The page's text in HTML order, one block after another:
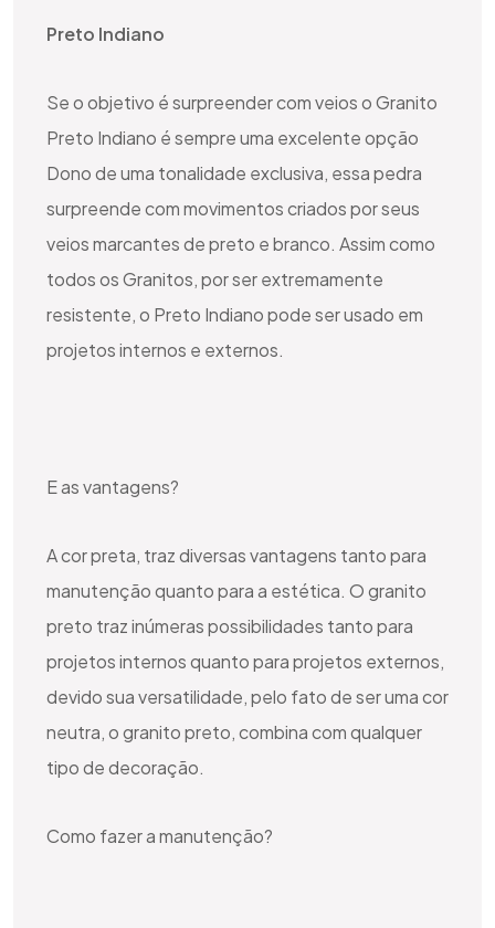
Preto Indiano
Se o objetivo é surpreender com veios o Granito
Preto Indiano é sempre uma excelente opção
Dono de uma tonalidade exclusiva, essa pedra
surpreende com movimentos criados por seus
veios marcantes de preto e branco. Assim como
todos os Granitos, por ser extremamente
resistente, o Preto Indiano pode ser usado em
projetos internos e externos.
E as vantagens?
A cor preta, traz diversas vantagens tanto para
manutenção quanto para a estética. O granito
preto traz inúmeras possibilidades tanto para
projetos internos quanto para projetos externos,
devido sua versatilidade, pelo fato de ser uma cor
neutra, o granito preto, combina com qualquer
tipo de decoração.
Como fazer a manutenção?